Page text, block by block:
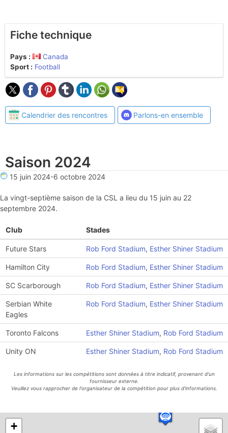
Fiche technique
Pays :
Canada
Sport : Football
Calendrier des rencontres Parlons-en ensemble
Saison 2024
15 juin 2024-6 octobre 2024
La vingt-septième saison de la CSL a lieu du 15 juin au 22
septembre 2024.
Club Stades
Future Stars Rob Ford Stadium, Esther Shiner Stadium
Hamilton City Rob Ford Stadium, Esther Shiner Stadium
SC Scarborough Rob Ford Stadium, Esther Shiner Stadium
Serbian White
Eagles
Rob Ford Stadium, Esther Shiner Stadium
Toronto Falcons Esther Shiner Stadium, Rob Ford Stadium
Unity ON Esther Shiner Stadium, Rob Ford Stadium
Les informations sur les compétitions sont données à titre indicatif, provenant d'un
fournisseur externe.
Veuillez vous rapprocher de l'organisateur de la compétition pour plus d'informations.
+